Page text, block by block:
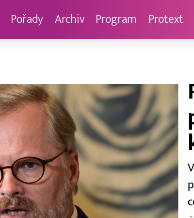
Pořady Archiv Program Protext